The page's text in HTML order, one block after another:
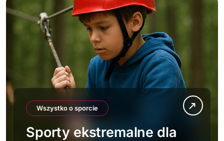
Wszystko o sporcie
Sporty ekstremalne dla